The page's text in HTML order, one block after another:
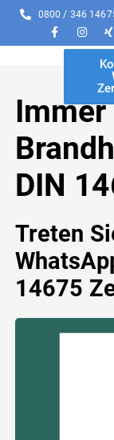
0800 / 346
DIN
Treten
14675